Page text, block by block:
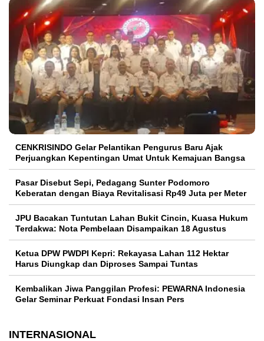
CENKRISINDO Gelar Pelantikan Pengurus Baru Ajak
Perjuangkan Kepentingan Umat Untuk Kemajuan Bangsa
Pasar Disebut Sepi, Pedagang Sunter Podomoro
Keberatan dengan Biaya Revitalisasi Rp49 Juta per Meter
JPU Bacakan Tuntutan Lahan Bukit Cincin, Kuasa Hukum
Terdakwa: Nota Pembelaan Disampaikan 18 Agustus
Ketua DPW PWDPI Kepri: Rekayasa Lahan 112 Hektar
Harus Diungkap dan Diproses Sampai Tuntas
Kembalikan Jiwa Panggilan Profesi: PEWARNA Indonesia
Gelar Seminar Perkuat Fondasi Insan Pers
INTERNASIONAL